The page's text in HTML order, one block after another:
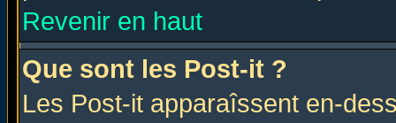
Revenir en haut
Que sont les Post-it ?
Les Post-it apparaîssent en-